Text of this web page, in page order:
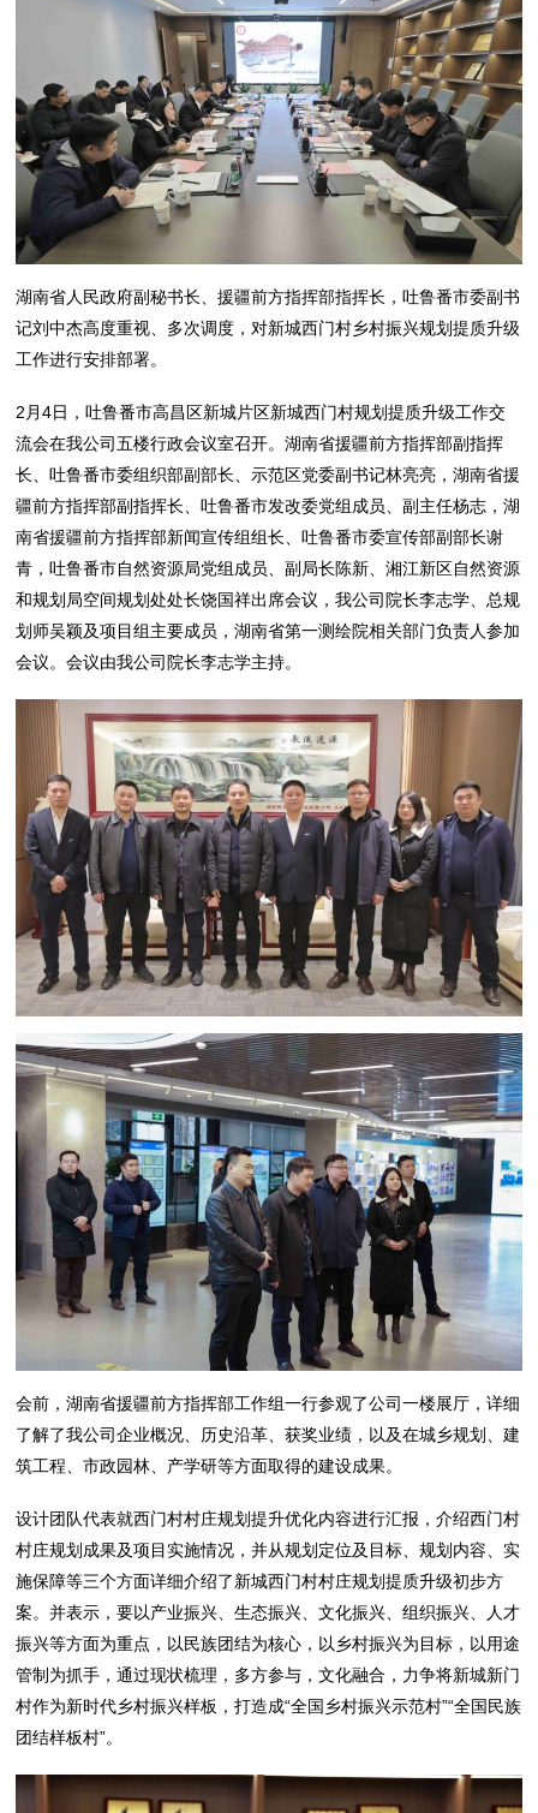
湖南省人民政府副秘书长、援疆前方指挥部指挥长，吐鲁番市委副书
记刘中杰高度重视、多次调度，对新城西门村乡村振兴规划提质升级
工作进行安排部署。
2月4日，吐鲁番市高昌区新城片区新城西门村规划提质升级工作交
流会在我公司五楼行政会议室召开。湖南省援疆前方指挥部副指挥
长、吐鲁番市委组织部副部长、示范区党委副书记林亮亮，湖南省援
疆前方指挥部副指挥长、吐鲁番市发改委党组成员、副主任杨志，湖
南省援疆前方指挥部新闻宣传组组长、吐鲁番市委宣传部副部长谢
青，吐鲁番市自然资源局党组成员、副局长陈新、湘江新区自然资源
和规划局空间规划处处长饶国祥出席会议，我公司院长李志学、总规
划师吴颖及项目组主要成员，湖南省第一测绘院相关部门负责人参加
会议。会议由我公司院长李志学主持。
会前，湖南省援疆前方指挥部工作组一行参观了公司一楼展厅，详细
了解了我公司企业概况、历史沿革、获奖业绩，以及在城乡规划、建
筑工程、市政园林、产学研等方面取得的建设成果。
设计团队代表就西门村村庄规划提升优化内容进行汇报，介绍西门村
村庄规划成果及项目实施情况，并从规划定位及目标、规划内容、实
施保障等三个方面详细介绍了新城西门村村庄规划提质升级初步方
案。并表示，要以产业振兴、生态振兴、文化振兴、组织振兴、人才
振兴等方面为重点，以民族团结为核心，以乡村振兴为目标，以用途
管制为抓手，通过现状梳理，多方参与，文化融合，力争将新城新门
村作为新时代乡村振兴样板，打造成“全国乡村振兴示范村”“全国民族
团结样板村”。